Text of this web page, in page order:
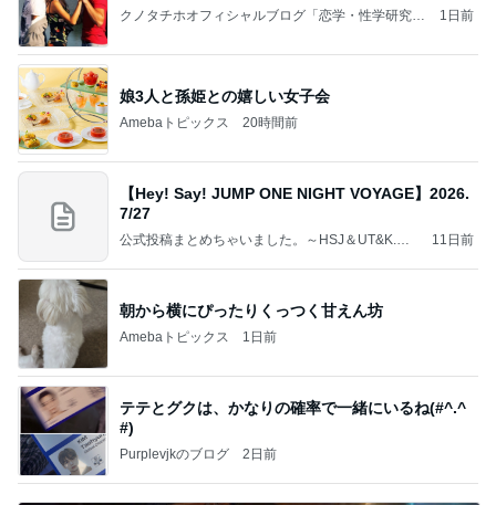
クノタチホオフィシャルブログ「恋学・性学研究
1日前
娘3人と孫姫との嬉しい女子会
Amebaトピックス 20時間前
【Hey! Say! JUMP ONE NIGHT VOYAGE】2026.
7/27
公式投稿まとめちゃいました。～HSJ＆UT&K.O.
11日前
朝から横にぴったりくっつく甘えん坊
Amebaトピックス 1日前
テテとグクは、かなりの確率で一緒にいるね(#^.^
#)
Purplevjkのブログ 2日前